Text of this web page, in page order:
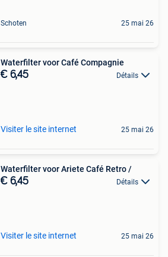
Schoten 25 mai 26
Waterfilter voor Café Compagnie
€ 6,45 Détails
Visiter le site internet 25 mai 26
Waterfilter voor Ariete Café Retro /
€ 6,45 Détails
Visiter le site internet 25 mai 26